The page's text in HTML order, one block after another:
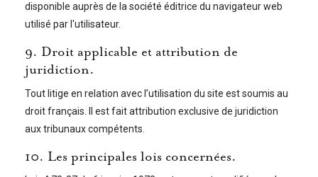
disponible auprès de la société éditrice du navigateur web
utilisé par l'utilisateur.
9. Droit applicable et attribution de
juridiction.
Tout litige en relation avec l’utilisation du site est soumis au
droit français. Il est fait attribution exclusive de juridiction
aux tribunaux compétents.
10. Les principales lois concernées.